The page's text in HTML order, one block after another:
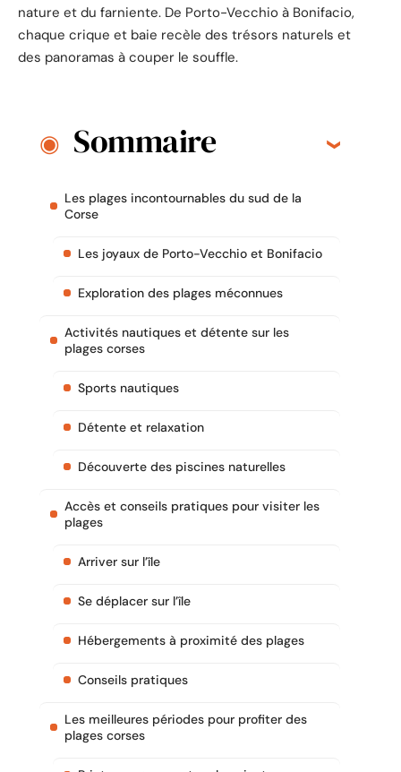
nature et du farniente. De Porto-Vecchio à Bonifacio,
chaque crique et baie recèle des trésors naturels et
des panoramas à couper le souffle.
Sommaire
Les plages incontournables du sud de la
Corse
Les joyaux de Porto-Vecchio et Bonifacio
Exploration des plages méconnues
Activités nautiques et détente sur les
plages corses
Sports nautiques
Détente et relaxation
Découverte des piscines naturelles
Accès et conseils pratiques pour visiter les
plages
Arriver sur l’île
Se déplacer sur l’île
Hébergements à proximité des plages
Conseils pratiques
Les meilleures périodes pour profiter des
plages corses